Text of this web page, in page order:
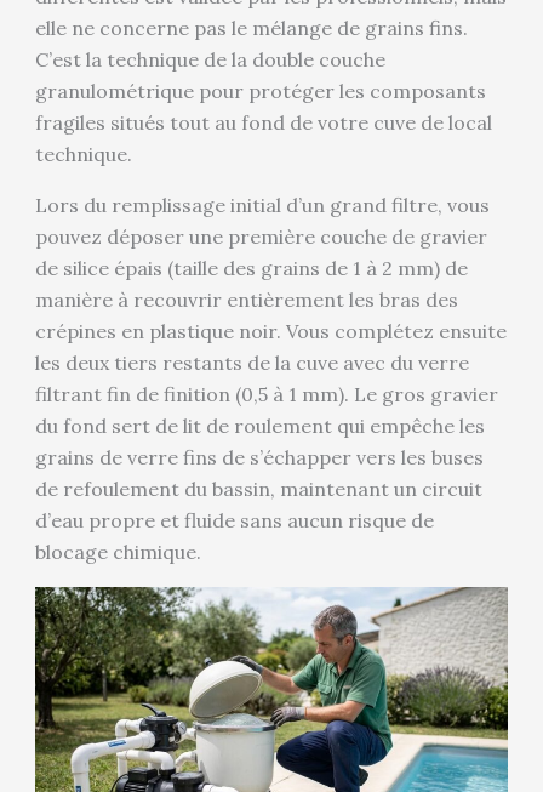
elle ne concerne pas le mélange de grains fins.
C’est la technique de la double couche
granulométrique pour protéger les composants
fragiles situés tout au fond de votre cuve de local
technique.
Lors du remplissage initial d’un grand filtre, vous
pouvez déposer une première couche de gravier
de silice épais (taille des grains de 1 à 2 mm) de
manière à recouvrir entièrement les bras des
crépines en plastique noir. Vous complétez ensuite
les deux tiers restants de la cuve avec du verre
filtrant fin de finition (0,5 à 1 mm). Le gros gravier
du fond sert de lit de roulement qui empêche les
grains de verre fins de s’échapper vers les buses
de refoulement du bassin, maintenant un circuit
d’eau propre et fluide sans aucun risque de
blocage chimique.